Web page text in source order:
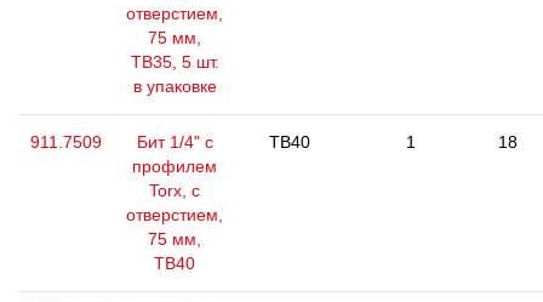
отверстием,
75 мм,
ТВ35, 5 шт.
в упаковке
911.7509
Бит 1/4" с
профилем
Torx, с
отверстием,
75 мм,
ТВ40
TB40 1 18